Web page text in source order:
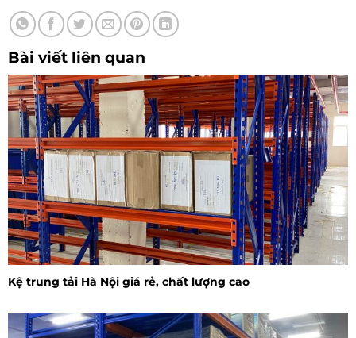
Bài viết liên quan
Kệ trung tải Hà Nội giá rẻ, chất lượng cao